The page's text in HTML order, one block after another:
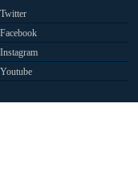
Twitter
Facebook
Instagram
Youtube